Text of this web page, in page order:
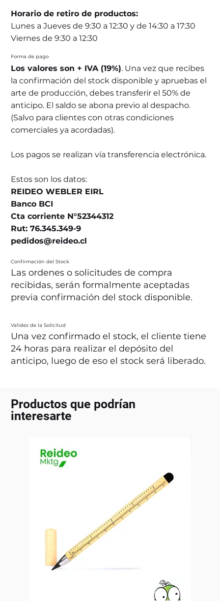
Horario de retiro de productos:
Lunes a Jueves de 9:30 a 12:30 y de 14:30 a 17:30
Viernes de 9:30 a 12:30
Forma de pago
Los valores son + IVA (19%). Una vez que recibes
la confirmación del stock disponible y apruebas el
arte de producción, debes transferir el 50% de
anticipo. El saldo se abona previo al despacho.
(Salvo para clientes con otras condiciones
comerciales ya acordadas).
Los pagos se realizan vía transferencia electrónica.
Estos son los datos:
REIDEO WEBLER EIRL
Banco BCI
Cta corriente N°52344312
Rut: 76.345.349-9
pedidos@reideo.cl
Confirmación del Stock
Las ordenes o solicitudes de compra
recibidas, serán formalmente aceptadas
previa confirmación del stock disponible.
Validez de la Solicitud
Una vez confirmado el stock, el cliente tiene
24 horas para realizar el depósito del
anticipo, luego de eso el stock será liberado.
Productos que podrían
interesarte